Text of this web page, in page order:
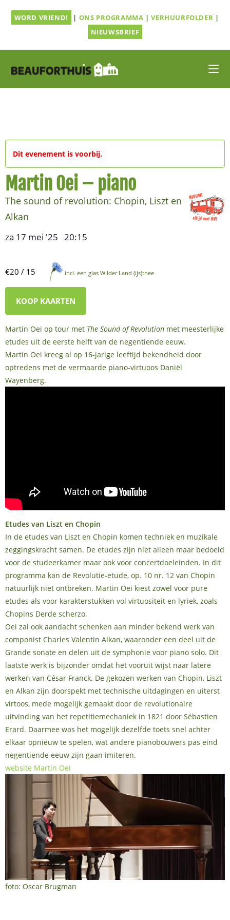
naarWORD VRIEND! | ONS PROGRAMMA |VERHUURFOLDER |
NIEUWSBRIEF
Dit evenement is voorbij.
Martin Oei – piano
The sound of revolution: Chopin, Liszt en
Alkan
za 17 mei '25 20:15
€20 / 15 incl. een glas Wilder Land (ijs)thee
KOOP KAARTEN
Martin Oei op tour met The Sound of Revolution met meesterlijke
etudes uit de eerste helft van de negentiende eeuw.
Martin Oei kreeg al op 16-jarige leeftijd bekendheid door
optredens met de vermaarde piano-virtuoos Daniël
Wayenberg.
Etudes van Liszt en Chopin
In de etudes van Liszt en Chopin komen techniek en muzikale
zeggingskracht samen. De etudes zijn niet alleen maar bedoeld
voor de studeerkamer maar ook voor concertdoeleinden. In dit
programma kan de Revolutie-etude, op. 10 nr. 12 van Chopin
natuurlijk niet ontbreken. Martin Oei kiest zowel voor pure
etudes als voor karakterstukken vol virtuositeit en lyriek, zoals
Chopins Derde scherzo.
Oei zal ook aandacht schenken aan minder bekend werk van
componist Charles Valentin Alkan, waaronder een deel uit de
Grande sonate en delen uit de symphonie voor piano solo. Dit
laatste werk is bijzonder omdat het vooruit wijst naar latere
werken van César Franck. De gekozen werken van Chopin, Liszt
en Alkan zijn doorspekt met technische uitdagingen en uiterst
virtoos, mede mogelijk gemaakt door de revolutionaire
uitvinding van het repetitiemechaniek in 1821 door Sébastien
Erard. Daarmee was het mogelijk dezelfde toets snel achter
elkaar opnieuw te spelen, wat andere pianobouwers pas eind
negentiende eeuw zijn gaan imiteren.
website Martin Oei
foto: Oscar Brugman